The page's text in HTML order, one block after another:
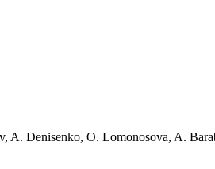
A. Denisenko, O. Lomonosova, A.